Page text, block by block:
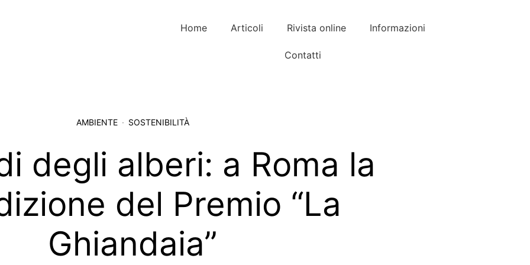
Home Articoli Rivista online Informazioni
Contatti
AMBIENTE SOSTENIBILITÀ
degli alberi: a Roma la
del Premio “La
Ghiandaia”